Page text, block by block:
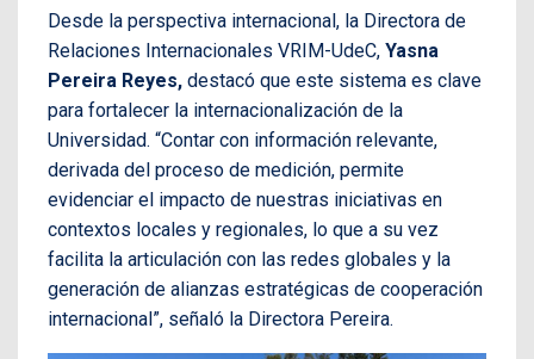
Desde la perspectiva internacional, la Directora de
Relaciones Internacionales VRIM-UdeC, Yasna
Pereira Reyes, destacó que este sistema es clave
para fortalecer la internacionalización de la
Universidad. “Contar con información relevante,
derivada del proceso de medición, permite
evidenciar el impacto de nuestras iniciativas en
contextos locales y regionales, lo que a su vez
facilita la articulación con las redes globales y la
generación de alianzas estratégicas de cooperación
internacional”, señaló la Directora Pereira.